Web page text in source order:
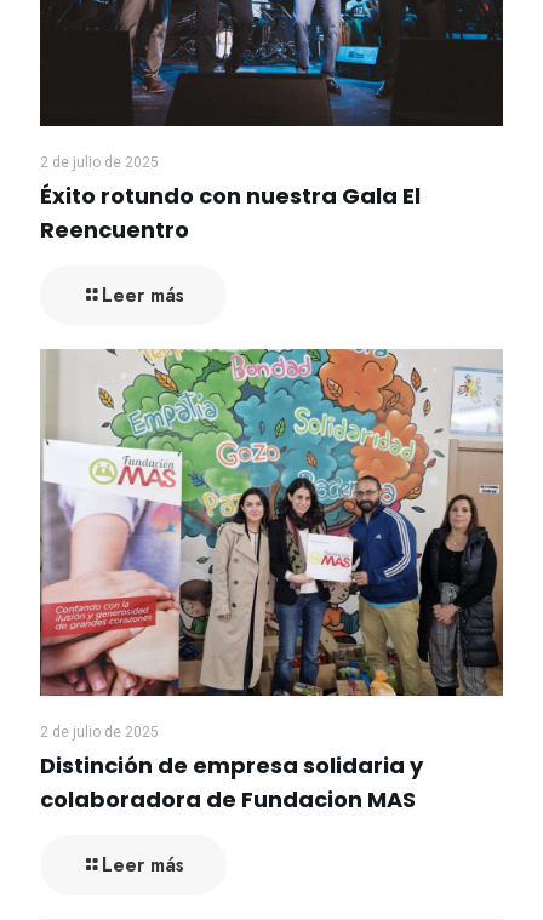
2 de julio de 2025
Éxito rotundo con nuestra Gala El
Reencuentro
Leer más
2 de julio de 2025
Distinción de empresa solidaria y
colaboradora de Fundacion MAS
Leer más